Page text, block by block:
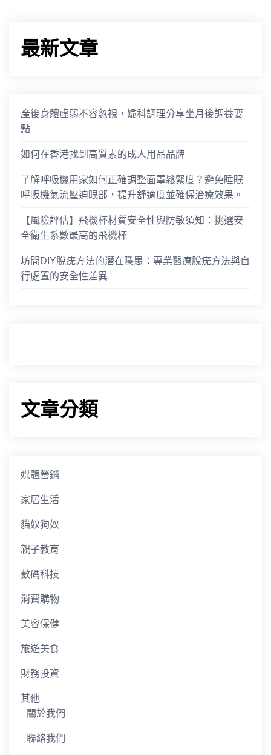
最新文章
產後身體虛弱不容忽視，婦科調理分享坐月後調養要
點
如何在香港找到高質素的成人用品品牌
了解呼吸機用家如何正確調整面罩鬆緊度？避免睡眠
呼吸機氣流壓迫眼部，提升舒適度並確保治療效果。
【風險評估】飛機杯材質安全性與防敏須知：挑選安
全衛生系數最高的飛機杯
坊間DIY脫疣方法的潛在隱患：專業醫療脫疣方法與自
行處置的安全性差異
文章分類
媒體營銷
家居生活
貓奴狗奴
親子教育
數碼科技
消費購物
美容保健
旅遊美食
財務投資
其他
關於我們
聯絡我們